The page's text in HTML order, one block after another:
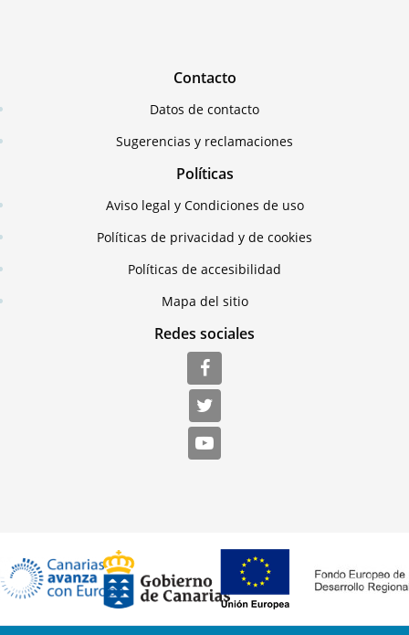
Contacto
Datos de contacto
Sugerencias y reclamaciones
Políticas
Aviso legal y Condiciones de uso
Políticas de privacidad y de cookies
Políticas de accesibilidad
Mapa del sitio
Redes sociales